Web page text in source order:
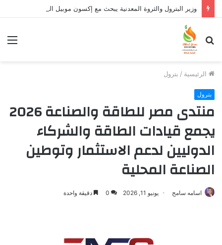
بحث
عن
الرئيسية / بترول
بترول
يجمع قيادات الطاقة والشركاء
الدوليين لدعم الاستثمار وتوطين
الصناعة المحلية
اسامه سامح يونيو 11, 2026 0 دقيقة واحدة